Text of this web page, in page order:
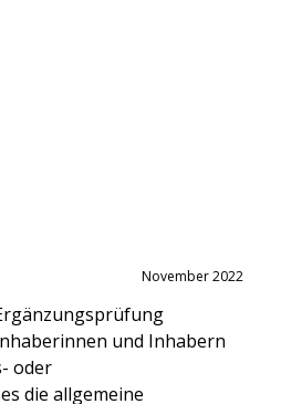
November 2022
und Inhabern
oder
die allgemeine